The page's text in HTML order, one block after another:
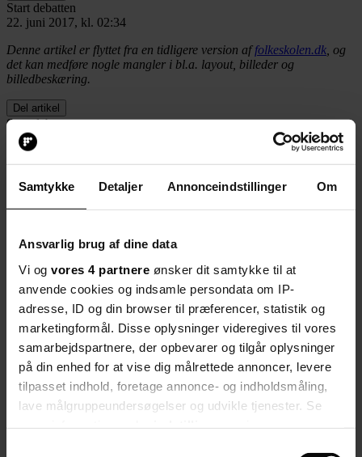
Samtykke Detaljer Annonceindstillinger Om
Ansvarlig brug af dine data
Vi og vores 4 partnere ønsker dit samtykke til at
anvende cookies og indsamle persondata om IP-
adresse, ID og din browser til præferencer, statistik og
marketingformål. Disse oplysninger videregives til vores
samarbejdspartnere, der opbevarer og tilgår oplysninger
på din enhed for at vise dig målrettede annoncer, levere
tilpasset indhold, foretage annonce- og indholdsmåling,
lave målgruppeundersøgelser og udvikle tjenester. Se
Start debatten
22. juni 2017, kl. 02:34
Denne artikel er flyttet fra en tidligere version affolkeskolen.dk, og
det kan medføre nogle mangler i bl.a. layout, billeder og
billedbeskæring.
Del artikel
Start debatten
Kan man få
grundig viden om Danmarks historie gennem spil? Ja,
siger Sigurd Barrett. Han har udviklet både tablet-spil, film, brætspil
og meget mere om hele vort lands historie, og når man har spillet
alle 40 tabletspil, har man lært om alle perioderne, siger han.
Materialet er helt gratis og er udviklet med
kanon og krav til historieundervisningen.
Folkeskolen nr. 12 2017
Hent det hele på www.sigurdsdanmarkshistorie.dk.
Del artikel
Start debatten
Debat
Her kan du kommentere på artiklen: